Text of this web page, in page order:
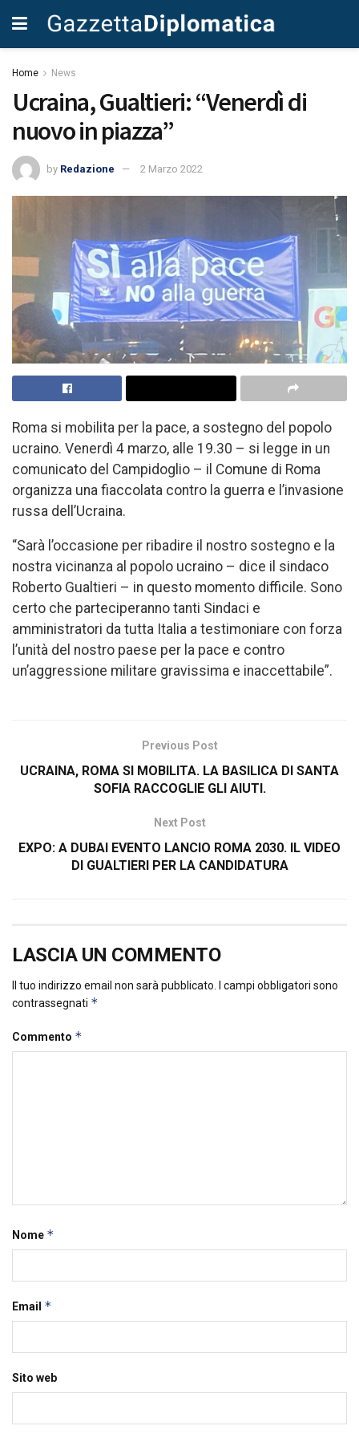
Home News
Ucraina, Gualtieri: “Venerdì di
nuovo in piazza”
by Redazione 2 Marzo 2022
Roma si mobilita per la pace, a sostegno del popolo
ucraino. Venerdì 4 marzo, alle 19.30 – si legge in un
comunicato del Campidoglio – il Comune di Roma
organizza una fiaccolata contro la guerra e l’invasione
russa dell’Ucraina.
“Sarà l’occasione per ribadire il nostro sostegno e la
nostra vicinanza al popolo ucraino – dice il sindaco
Roberto Gualtieri – in questo momento difficile. Sono
certo che parteciperanno tanti Sindaci e
amministratori da tutta Italia a testimoniare con forza
l’unità del nostro paese per la pace e contro
un’aggressione militare gravissima e inaccettabile”.
Previous Post
UCRAINA, ROMA SI MOBILITA. LA BASILICA DI SANTA
SOFIA RACCOGLIE GLI AIUTI.
Next Post
EXPO: A DUBAI EVENTO LANCIO ROMA 2030. IL VIDEO
DI GUALTIERI PER LA CANDIDATURA
LASCIA UN COMMENTO
Il tuo indirizzo email non sarà pubblicato.
I campi obbligatori sono
contrassegnati *
Commento *
Nome *
Email *
Sito web